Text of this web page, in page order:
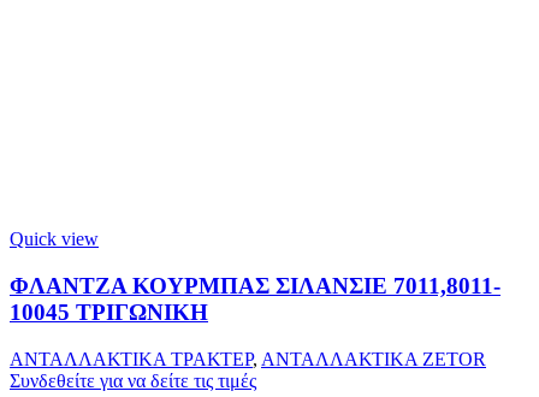
Quick view
ΦΛΑΝΤΖΑ ΚΟΥΡΜΠΑΣ ΣΙΛΑΝΣΙΕ 7011,8011-
10045 ΤΡΙΓΩΝΙΚΗ
ΑΝΤΑΛΛΑΚΤΙΚΑ ΤΡΑΚΤΕΡ, ΑΝΤΑΛΛΑΚΤΙΚΑ ZETOR
Συνδεθείτε για να δείτε τις τιμές